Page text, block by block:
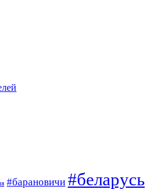
#барановичи #беларусь